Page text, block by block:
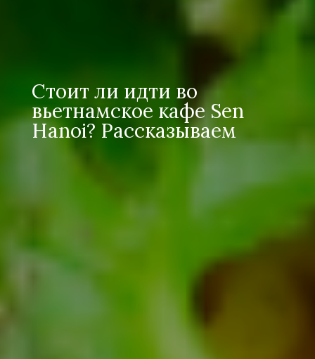
Стоит ли идти во
вьетнамское кафе Sen
Hanoi? Рассказываем